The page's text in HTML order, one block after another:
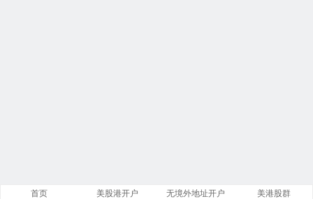
首页 美股港开户 无境外地址开户 美港股群